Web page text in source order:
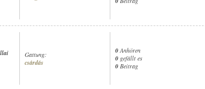
Gattung:
csárdás
0Anhören
0 gefällt es
0 Beitrag